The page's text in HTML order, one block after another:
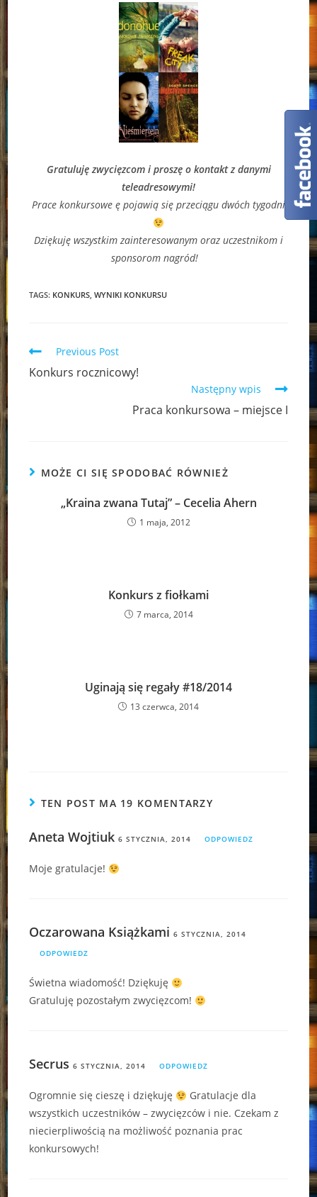
Gratuluję zwycięzcom i proszę o kontakt z danymi
teleadresowymi!
Prace konkursowe ę pojawią się przeciągu dwóch tygodni
Dziękuję wszystkim zainteresowanym oraz uczestnikom i
sponsorom nagród!
TAGS: KONKURS, WYNIKI KONKURSU
Read
more
articles
Previous Post
Konkurs rocznicowy!
Następny wpis
Praca konkursowa – miejsce I
MOŻE CI SIĘ SPODOBAĆ RÓWNIEŻ
„Kraina zwana Tutaj” – Cecelia Ahern
1 maja, 2012
Konkurs z fiołkami
7 marca, 2014
Uginają się regały #18/2014
13 czerwca, 2014
TEN POST MA 19 KOMENTARZY
Aneta Wojtiuk 6 STYCZNIA, 2014 ODPOWIEDZ
Moje gratulacje!
Oczarowana Książkami 6 STYCZNIA, 2014
ODPOWIEDZ
Świetna wiadomość! Dziękuję
Gratuluję pozostałym zwycięzcom!
Secrus 6 STYCZNIA, 2014 ODPOWIEDZ
Ogromnie się cieszę i dziękuję
Gratulacje dla
wszystkich uczestników – zwycięzców i nie. Czekam z
niecierpliwością na możliwość poznania prac
konkursowych!